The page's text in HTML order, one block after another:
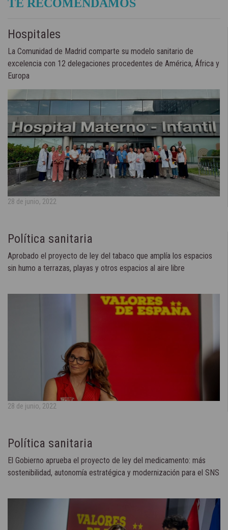
TE RECOMENDAMOS
Hospitales
La Comunidad de Madrid comparte su modelo sanitario de
excelencia con 12 delegaciones procedentes de América, África y
Europa
28 de junio, 2022
Política sanitaria
Aprobado el proyecto de ley del tabaco que amplía los espacios
sin humo a terrazas, playas y otros espacios al aire libre
28 de junio, 2022
Política sanitaria
El Gobierno aprueba el proyecto de ley del medicamento: más
sostenibilidad, autonomía estratégica y modernización para el SNS